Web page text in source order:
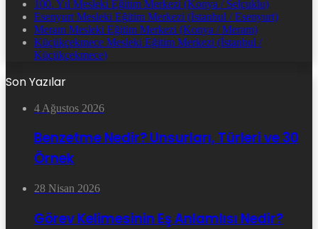
100. Yıl Mesleki Eğitim Merkezi (Konya / Selçuklu)
Esenyurt Mesleki Eğitim Merkezi (İstanbul / Esenyurt)
Meram Mesleki Eğitim Merkezi (Konya / Meram)
Küçükçekmece Mesleki Eğitim Merkezi (İstanbul /
Küçükçekmece)
Son Yazılar
4 Ağustos 2026
Benzetme Nedir? Unsurları, Türleri ve 30
Örnek
28 Nisan 2026
Görev Kelimesinin Eş Anlamlısı Nedir?